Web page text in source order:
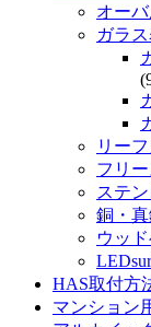
オー
ガラ
リー
フリ
ステ
銅・
ウッ
HAS取付方
マンション